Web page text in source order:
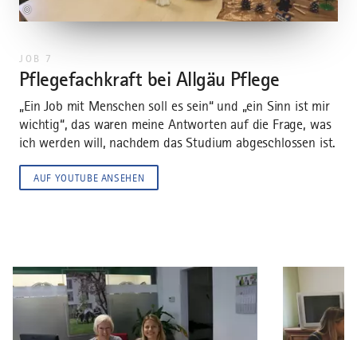
©
Um diesen Inhalt sehen zu können, musst Du unseren
Cookies zustimmen.
COOKIE-EINWILLIGUNG ÄNDERN
JOB 7
Pflegefachkraft bei Allgäu Pflege
„Ein Job mit Menschen soll es sein“ und „ein Sinn ist mir
wichtig“, das waren meine Antworten auf die Frage, was
ich werden will, nachdem das Studium abgeschlossen ist.
AUF YOUTUBE ANSEHEN